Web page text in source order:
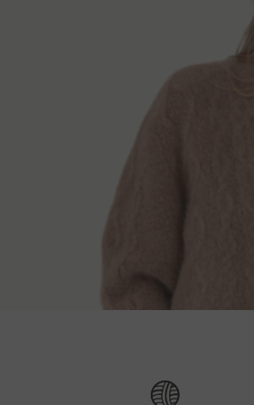
Po přijetí objednávky Vás